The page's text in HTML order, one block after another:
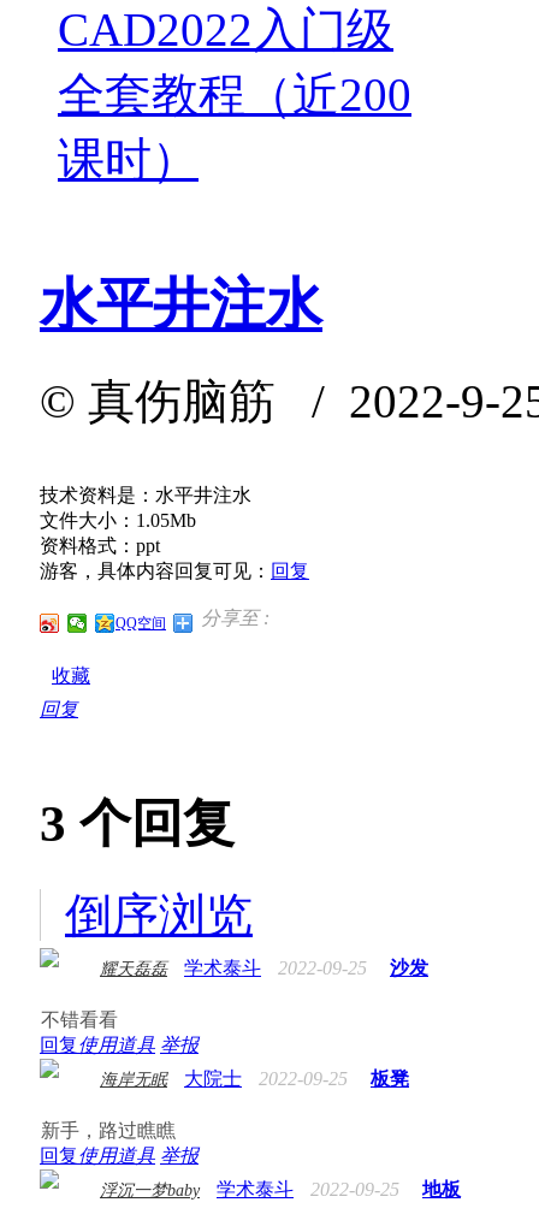
CAD2022入门级
全套教程（近200
课时）
水平井注水
© 真伤脑筋 / 2022-9-
技术资料是：水平井注水
文件大小：1.05Mb
资料格式：ppt
游客，具体内容回复可见： 回复
分享至 :
QQ空间
收藏
回复
3 个回复
倒序浏览
耀天磊磊 学术泰斗 2022-09-25 沙发
不错看看
回复使用道具 举报
海岸无眠 大院士 2022-09-25 板凳
新手，路过瞧瞧
回复使用道具 举报
浮沉一梦baby 学术泰斗 2022-09-25 地板